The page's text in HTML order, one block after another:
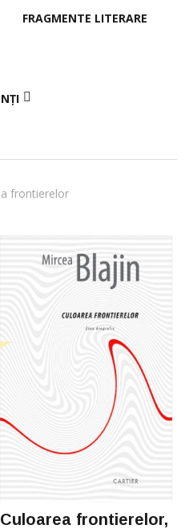
FRAGMENTE LITERARE
frontierelor
frontierelor,